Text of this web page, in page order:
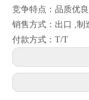
竞争特点：品质优
销售方式：出口 ,制
付款方式：T/T